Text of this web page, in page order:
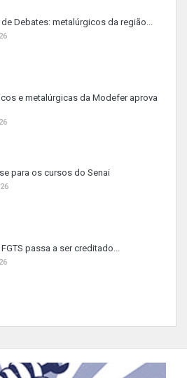
de Debates: metalúrgicos da região...
e metalúrgicas da Modefer aprova
para os cursos do Senai
passa a ser creditado...